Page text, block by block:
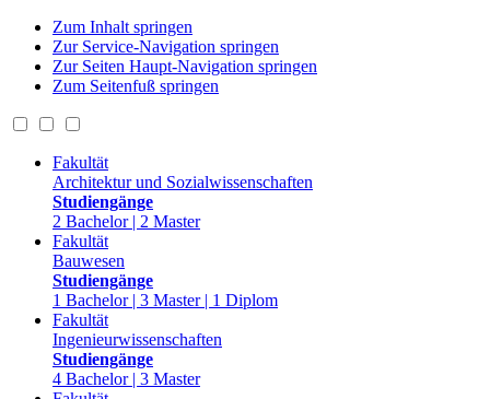
Zum Inhalt springen
Zur Service-Navigation springen
Zur Seiten Haupt-Navigation springen
Zum Seitenfuß springen
Fakultät
Architektur und Sozialwissenschaften
Studiengänge
2 Bachelor | 2 Master
Fakultät
Bauwesen
Studiengänge
1 Bachelor | 3 Master | 1 Diplom
Fakultät
Ingenieurwissenschaften
Studiengänge
4 Bachelor | 3 Master